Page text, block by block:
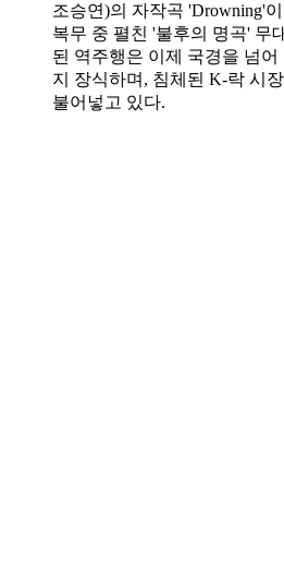
조승연)의 자작곡 'Drowning'
복무 중 펼친 '불후의 명곡' 무
된 역주행은 이제 국경을 넘
지 장식하며, 침체된 K-락 시
불어넣고 있다.